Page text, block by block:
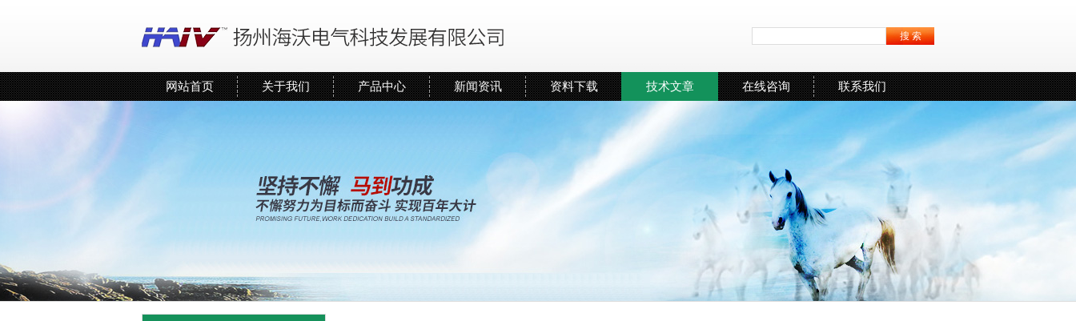
网站首页 关于我们 产品中心 新闻资讯 资料下载 技术文章 在线咨询 联系我们